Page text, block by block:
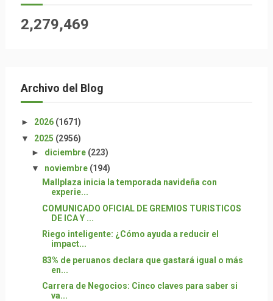
2,279,469
Archivo del Blog
► 2026 (1671)
▼ 2025 (2956)
► diciembre (223)
▼ noviembre (194)
Mallplaza inicia la temporada navideña con
experie...
COMUNICADO OFICIAL DE GREMIOS TURISTICOS
DE ICA Y ...
Riego inteligente: ¿Cómo ayuda a reducir el
impact...
83% de peruanos declara que gastará igual o más
en...
Carrera de Negocios: Cinco claves para saber si
va...